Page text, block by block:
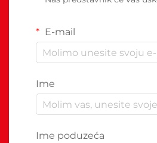
E-mail
Ime
Ime poduzeća